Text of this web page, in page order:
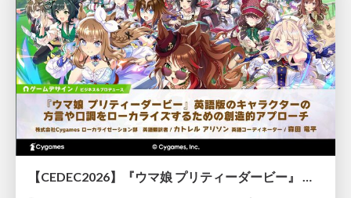
【CEDEC2026】『ウマ娘 プリティーダービー』 英語版のキャラクターの方言や口調をローカライズするための創造的アプローチ